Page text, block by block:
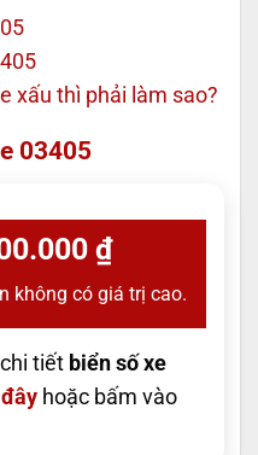
xấu thì phải làm sao?
03405
₫
không có giá trị cao.
tiết biển số xe
hoặc bấm vào